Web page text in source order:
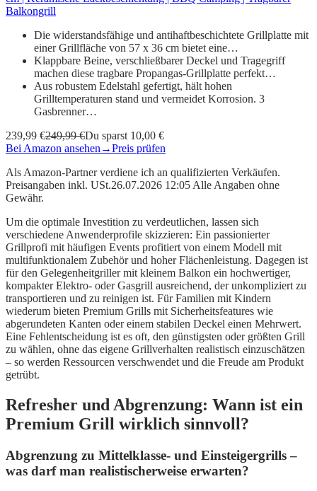
Balkongrill
Die widerstandsfähige und antihaftbeschichtete Grillplatte mit
einer Grillfläche von 57 x 36 cm bietet eine…
Klappbare Beine, verschließbarer Deckel und Tragegriff
machen diese tragbare Propangas-Grillplatte perfekt…
Aus robustem Edelstahl gefertigt, hält hohen
Grilltemperaturen stand und vermeidet Korrosion. 3
Gasbrenner…
239,99 €249,99 €Du sparst 10,00 €
Bei Amazon ansehen →Preis prüfen
Als Amazon-Partner verdiene ich an qualifizierten Verkäufen.
Preisangaben inkl. USt.26.07.2026 12:05 Alle Angaben ohne
Gewähr.
Um die optimale Investition zu verdeutlichen, lassen sich
verschiedene Anwenderprofile skizzieren: Ein passionierter
Grillprofi mit häufigen Events profitiert von einem Modell mit
multifunktionalem Zubehör und hoher Flächenleistung. Dagegen ist
für den Gelegenheitgriller mit kleinem Balkon ein hochwertiger,
kompakter Elektro- oder Gasgrill ausreichend, der unkompliziert zu
transportieren und zu reinigen ist. Für Familien mit Kindern
wiederum bieten Premium Grills mit Sicherheitsfeatures wie
abgerundeten Kanten oder einem stabilen Deckel einen Mehrwert.
Eine Fehlentscheidung ist es oft, den günstigsten oder größten Grill
zu wählen, ohne das eigene Grillverhalten realistisch einzuschätzen
– so werden Ressourcen verschwendet und die Freude am Produkt
getrübt.
Refresher und Abgrenzung: Wann ist ein
Premium Grill wirklich sinnvoll?
Abgrenzung zu Mittelklasse- und Einsteigergrills –
was darf man realistischerweise erwarten?